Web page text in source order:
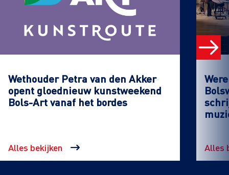
Wethouder Petra van den Akker
opent gloednieuw kunstweekend
Bols-Art vanaf het bordes
Alles bekijken Alles